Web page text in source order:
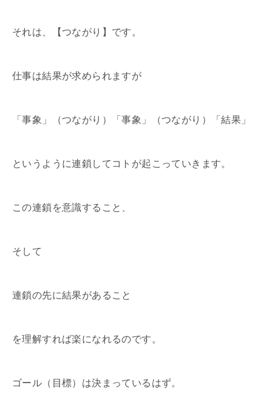
それは、【つながり】です。
仕事は結果が求められますが
「事象」（つながり）「事象」（つながり）「結果」
というように連鎖してコトが起こっていきます。
この連鎖を意識すること、
そして
連鎖の先に結果があること
を理解すれば楽になれるのです。
ゴール（目標）は決まっているはず。